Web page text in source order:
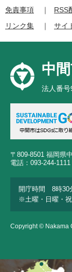
免責事項
RSS
リンク集
サイ
中
法人番
〒809-8501 福岡県
電話：093-244-
開庁時間 8時30
※土曜・日曜・祝
Copyright © Nakama